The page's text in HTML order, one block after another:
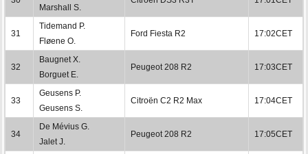
Marshall S.
31
Tidemand P.
Fløene O.
Ford Fiesta R2 17:02CET
32
Baugnet X.
Borguet E.
Peugeot 208 R2 17:03CET
33
Geusens P.
Geusens S.
Citroën C2 R2 Max 17:04CET
34
De Mévius G.
Jalet J.
Peugeot 208 R2 17:05CET